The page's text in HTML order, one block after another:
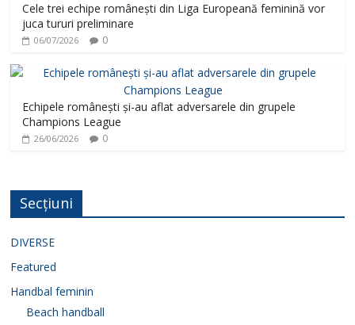
Cele trei echipe românești din Liga Europeană feminină vor
juca tururi preliminare
06/07/2026 0
Echipele românești și-au aflat adversarele din grupele
Champions League
26/06/2026 0
Secțiuni
DIVERSE
Featured
Handbal feminin
Beach handball